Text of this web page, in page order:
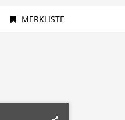
MERKLISTE